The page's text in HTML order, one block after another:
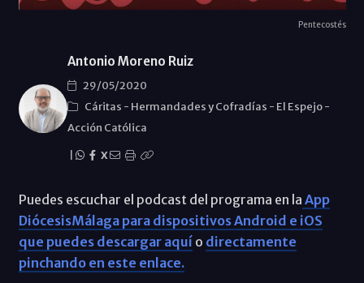
Pentecostés
Antonio Moreno Ruiz
29/05/2020
Cáritas - Hermandades y Cofradías - El Espejo-
Acción Católica
X
Puedes escuchar el podcast del programa en la App
DiócesisMálaga para dispositivos Android e iOS
que puedes descargar aquío directamente
pinchando en este enlace.